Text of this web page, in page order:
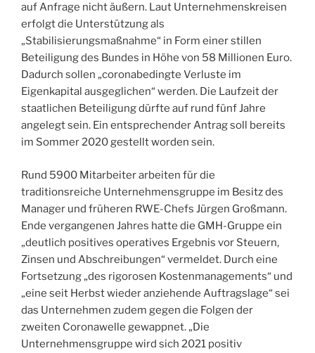
auf Anfrage nicht äußern. Laut Unternehmenskreisen
erfolgt die Unterstützung als
„Stabilisierungsmaßnahme“ in Form einer stillen
Beteiligung des Bundes in Höhe von 58 Millionen Euro.
Dadurch sollen „coronabedingte Verluste im
Eigenkapital ausgeglichen“ werden. Die Laufzeit der
staatlichen Beteiligung dürfte auf rund fünf Jahre
angelegt sein. Ein entsprechender Antrag soll bereits
im Sommer 2020 gestellt worden sein.
Rund 5900 Mitarbeiter arbeiten für die
traditionsreiche Unternehmensgruppe im Besitz des
Manager und früheren RWE-Chefs Jürgen Großmann.
Ende vergangenen Jahres hatte die GMH-Gruppe ein
„deutlich positives operatives Ergebnis vor Steuern,
Zinsen und Abschreibungen“ vermeldet. Durch eine
Fortsetzung „des rigorosen Kostenmanagements“ und
„eine seit Herbst wieder anziehende Auftragslage“ sei
das Unternehmen zudem gegen die Folgen der
zweiten Coronawelle gewappnet. „Die
Unternehmensgruppe wird sich 2021 positiv